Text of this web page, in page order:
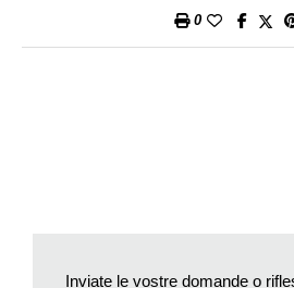
atteggiamento e, dopo aver ascoltato
tempi quando si poteva dire ai ragazzi
0
Inviate le vostre domande o